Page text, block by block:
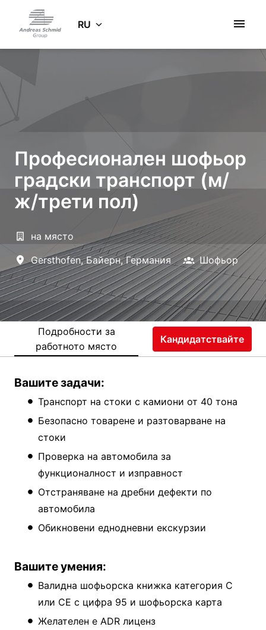
springenStartseite RU
Професионален шофьор
градски транспорт (м/
ж/трети пол)
на място
Gersthofen, Байерн, Германия Шофьор
Подробности за
работното място
Кандидатствайте
Вашите задачи:
Транспорт на стоки с камиони от 40 тона
Безопасно товарене и разтоварване на
стоки
Проверка на автомобила за
функционалност и изправност
Отстраняване на дребни дефекти по
автомобила
Обикновени еднодневни екскурзии
Вашите умения:
Валидна шофьорска книжка категория C
или CE с цифра 95 и шофьорска карта
Желателен е ADR лиценз